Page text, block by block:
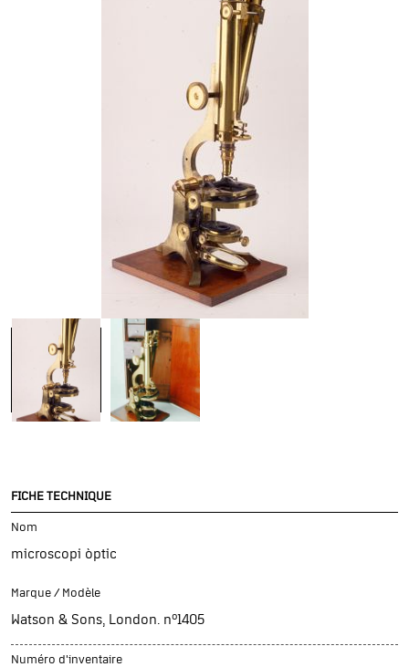
FICHE TECHNIQUE
Nom
microscopi òptic
Marque / Modèle
Watson & Sons, London. nº1405
Numéro d'inventaire